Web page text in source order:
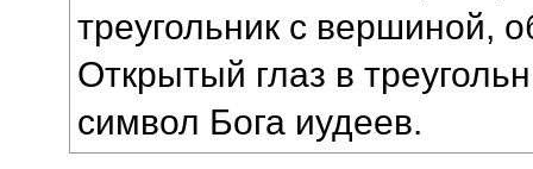
треугольник с вершиной,
Открытый глаз в
символ Бога иудеев.